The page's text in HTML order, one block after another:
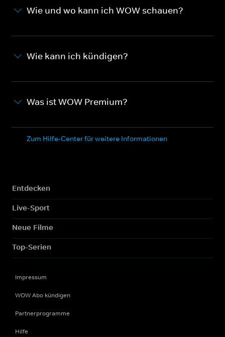
Wie und wo kann ich WOW schauen?
Wie kann ich kündigen?
Was ist WOW Premium?
Zum Hilfe-Center für weitere Informationen
Entdecken
Live-Sport
Neue Filme
Top-Serien
Impressum
WOW Abo kündigen
Partnerprogramme
Hilfe